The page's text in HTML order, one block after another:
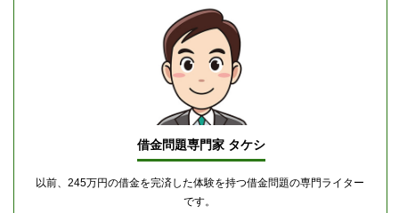
借金問題専門家 タケシ
以前、245万円の借金を完済した体験を持つ借金問題の専門ライター
です。